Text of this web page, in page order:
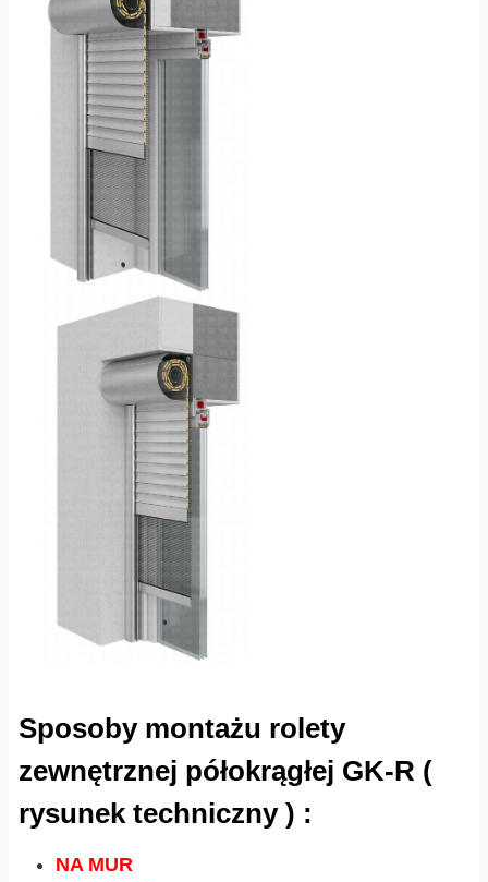
Sposoby montażu rolety
zewnętrznej półokrągłej GK-R (
rysunek techniczny ) :
NA MUR